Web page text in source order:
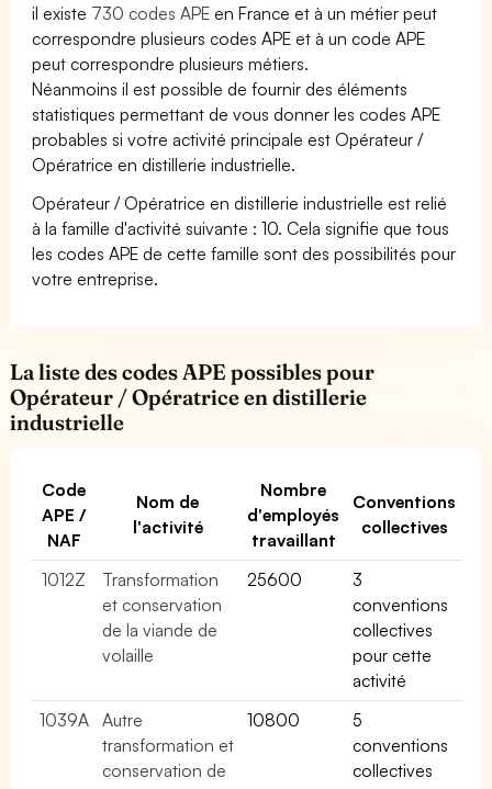
il existe 730 codes APE en France et à un métier peut
correspondre plusieurs codes APE et à un code APE
peut correspondre plusieurs métiers.
Néanmoins il est possible de fournir des éléments
statistiques permettant de vous donner les codes APE
probables si votre activité principale est Opérateur /
Opératrice en distillerie industrielle.
Opérateur / Opératrice en distillerie industrielle est relié
à la famille d'activité suivante : 10. Cela signifie que tous
les codes APE de cette famille sont des possibilités pour
votre entreprise.
La liste des codes APE possibles pour
Opérateur / Opératrice en distillerie
industrielle
Code
APE /
NAF
Nom de
l'activité
Nombre
d'employés
travaillant
Conventions
collectives
1012Z
Transformation
et conservation
de la viande de
volaille
25600
3
conventions
collectives
pour cette
activité
1039A
Autre
transformation et
conservation de
10800
5
conventions
collectives